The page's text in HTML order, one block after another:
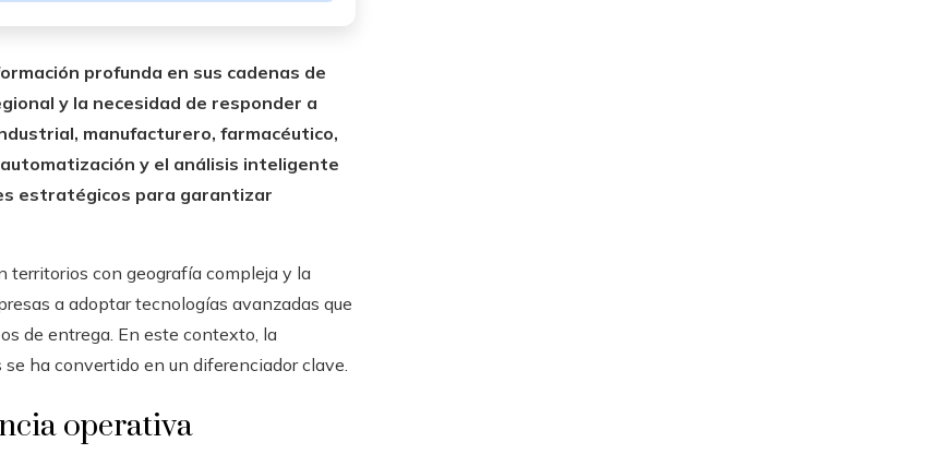
profunda en sus cadenas de
y la necesidad de responder a
manufacturero, farmacéutico,
y el análisis inteligente
estratégicos para garantizar
territorios con geografía compleja y la
a adoptar tecnologías avanzadas que
de entrega. En este contexto, la
ha convertido en un diferenciador clave.
operativa